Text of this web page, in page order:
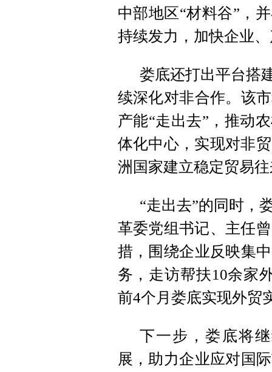
中部地区“材料谷”，
持续发力，加快企业
娄底还打出平台搭
续深化对非合作。该
产能“走出去”，推动
体化中心，实现对非
洲国家建立稳定贸易
“走出去”的同时，
革委党组书记、主任
措，围绕企业反映集
务，走访帮扶10余家
前4个月娄底实现外贸
下一步，娄底将
展，助力企业应对国